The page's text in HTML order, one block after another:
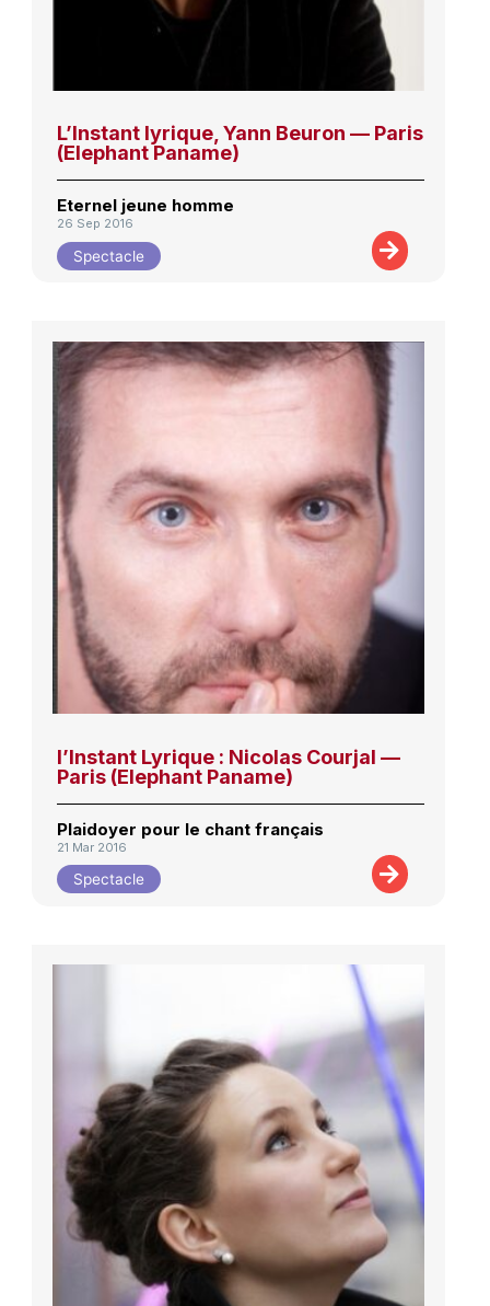
L’Instant lyrique, Yann Beuron — Paris
(Elephant Paname)
Eternel jeune homme
26 Sep 2016
Spectacle
l’Instant Lyrique : Nicolas Courjal —
Paris (Elephant Paname)
Plaidoyer pour le chant français
21 Mar 2016
Spectacle